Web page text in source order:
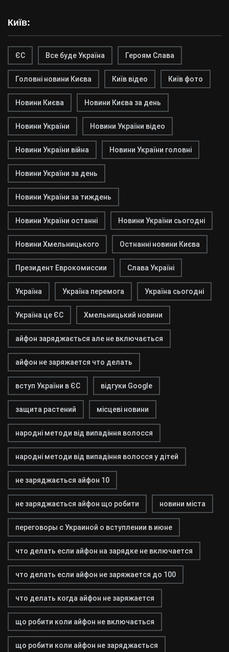
Київ:
ЄС Все буде Україна Героям Слава
Головні новини Києва Київ відео Київ фото
Новини Києва Новини Києва за день
Новини України Новини України відео
Новини України війна Новини України головні
Новини України за день
Новини України за тиждень
Новини України останні Новини України сьогодні
Новини Хмельницького Остнанні новини Києва
Президент Еврокомиссии Слава Україні
Україна Україна перемога Україна сьогодні
Україна це ЄС Хмельницький новини
айфон заряджається але не включається
айфон не заряжается что делать
вступ України в ЄС відгуки Google
защита растений місцеві новини
народні методи від випадіння волосся
народні методи від випадіння волосся у дітей
не заряджається айфон 10
не заряджається айфон що робити новини міста
переговоры с Украиной о вступлении в июне
что делать если айфон на зарядке не включается
что делать если айфон не заряжается до 100
что делать когда айфон не заряжается
що робити коли айфон не включається
що робити коли айфон не заряджається